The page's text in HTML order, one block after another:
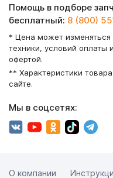
Помощь в подборе
бесплатный: 8 (800)
* Цена может изменяться
техники, условий оплаты
офертой.
** Характеристики
сайте.
Мы в соцсетях:
О компании